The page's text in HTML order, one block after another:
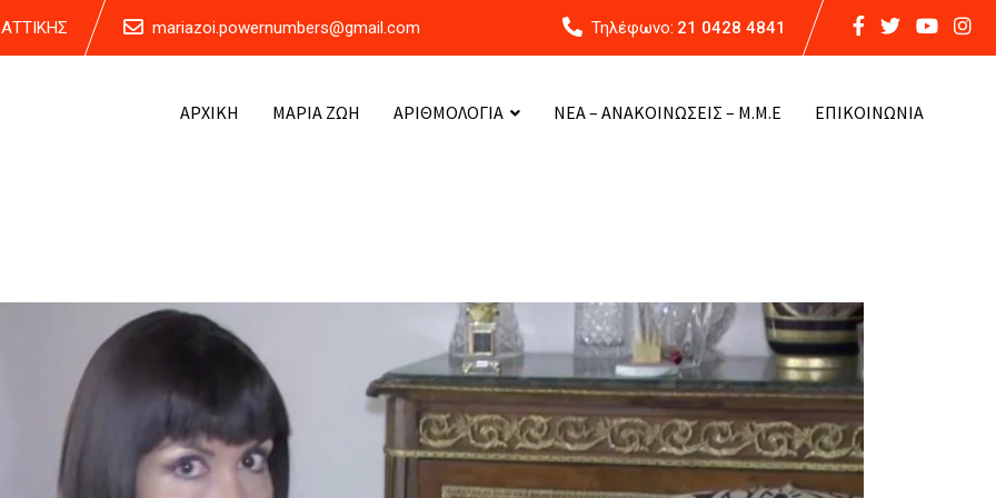
mariazoi.powernumbers@gmail.com Τηλέφωνο: 21 0428 4841
ΑΡΧΙΚΗ ΜΑΡΙΑ ΖΩΗ ΑΡΙΘΜΟΛΟΓΙΑ ΝΕΑ – ΑΝΑΚΟΙΝΩΣΕΙΣ – Μ.Μ.Ε ΕΠΙΚΟΙΝΩΝΙΑ